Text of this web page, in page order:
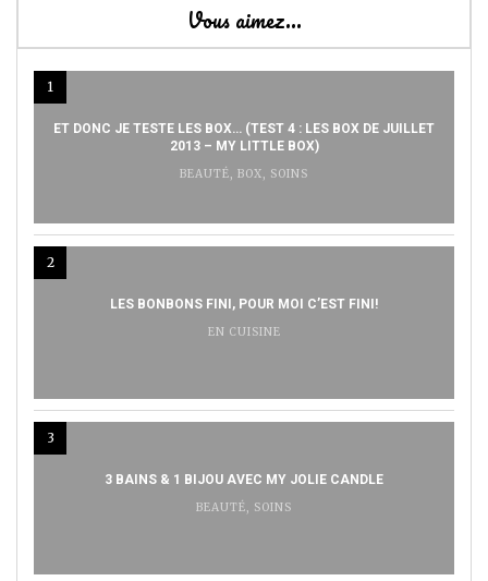
Vous aimez…
1
ET DONC JE TESTE LES BOX… (TEST 4 : LES BOX DE JUILLET
2013 – MY LITTLE BOX)
BEAUTÉ, BOX, SOINS
2
LES BONBONS FINI, POUR MOI C’EST FINI!
EN CUISINE
3
3 BAINS & 1 BIJOU AVEC MY JOLIE CANDLE
BEAUTÉ, SOINS